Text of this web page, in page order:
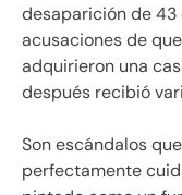
desaparición de
acusaciones de
adquirieron una
después recibió
Son escándalos
perfectamente